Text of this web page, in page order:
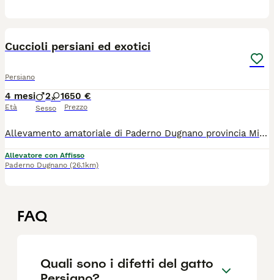
Cuccioli persiani ed exotici
Persiano
4 mesi
Età
2 1
Sesso
650 €
Prezzo
Allevamento amatoriale di Paderno Dugnano provincia Milano ha disponibili due maschietti è una femmina per qualsiasi informazione contattatemi con pedigree enfi
Allevatore con Affisso
Paderno Dugnano (26.1km)
FAQ
Quali sono i difetti del gatto